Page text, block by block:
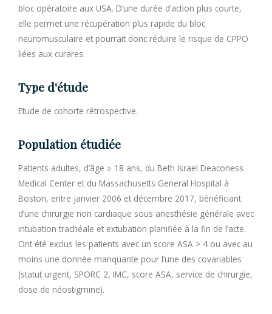
bloc opératoire aux USA. D’une durée d’action plus courte,
elle permet une récupération plus rapide du bloc
neuromusculaire et pourrait donc réduire le risque de CPPO
liées aux curares.
Type d'étude
Etude de cohorte rétrospective.
Population étudiée
Patients adultes, d’âge ≥ 18 ans, du Beth Israel Deaconess
Medical Center et du Massachusetts General Hospital à
Boston, entre janvier 2006 et décembre 2017, bénéficiant
d’une chirurgie non cardiaque sous anesthésie générale avec
intubation trachéale et extubation planifiée à la fin de l’acte.
Ont été exclus les patients avec un score ASA > 4 ou avec au
moins une donnée manquante pour l’une des covariables
(statut urgent, SPORC 2, IMC, score ASA, service de chirurgie,
dose de néostigmine).